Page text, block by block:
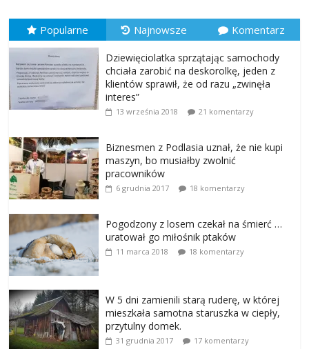
Popularne Najnowsze Komentarz
Dziewięciolatka sprzątając samochody
chciała zarobić na deskorolkę, jeden z
klientów sprawił, że od razu „zwinęła
interes”
13 września 2018 21 komentarzy
Biznesmen z Podlasia uznał, że nie kupi
maszyn, bo musiałby zwolnić
pracowników
6 grudnia 2017 18 komentarzy
Pogodzony z losem czekał na śmierć …
uratował go miłośnik ptaków
11 marca 2018 18 komentarzy
W 5 dni zamienili starą ruderę, w której
mieszkała samotna staruszka w ciepły,
przytulny domek.
31 grudnia 2017 17 komentarzy